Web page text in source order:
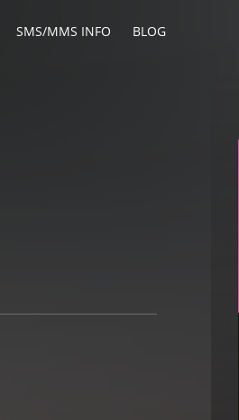
SMS/MMS INFO BLOG